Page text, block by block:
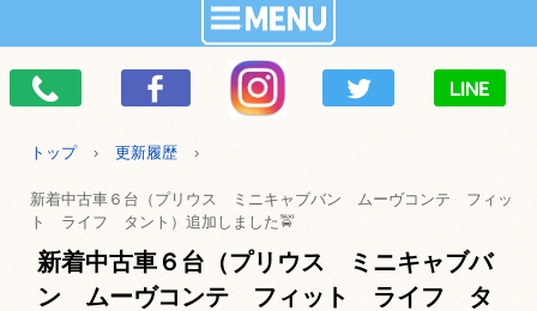
トップ › 更新履歴 ›
新着中古車６台（プリウス ミニキャブバン ムーヴコンテ フィッ
ト ライフ タント）追加しました🚖
新着中古車６台（プリウス ミニキャブバ
ン ムーヴコンテ フィット ライフ タ